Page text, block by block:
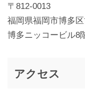
〒812-0013
福岡県福岡市博多
博多ニッコービル8
アクセス